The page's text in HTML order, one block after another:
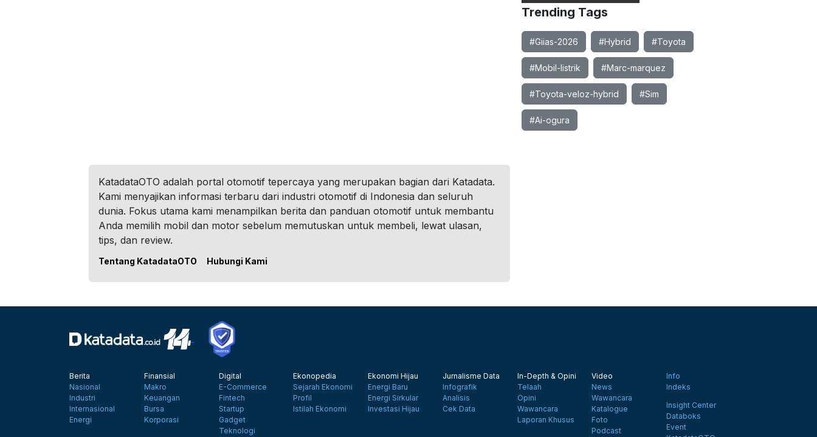
Trending Tags
#Giias-2026 #Hybrid #Toyota
#Mobil-listrik #Marc-marquez
#Toyota-veloz-hybrid #Sim
#Ai-ogura
KatadataOTO adalah portal otomotif tepercaya yang merupakan bagian dari Katadata.
Kami menyajikan informasi terbaru dari industri otomotif di Indonesia dan seluruh
dunia. Fokus utama kami menampilkan berita dan panduan otomotif untuk membantu
Anda memilih mobil dan motor sebelum memutuskan untuk membeli, lewat ulasan,
tips, dan review.
Tentang KatadataOTO Hubungi Kami
Berita
Nasional
Industri
Internasional
Energi
Finansial
Makro
Keuangan
Bursa
Korporasi
Digital
E-Commerce
Fintech
Startup
Gadget
Teknologi
Ekonopedia
Sejarah Ekonomi
Profil
Istilah Ekonomi
Ekonomi Hijau
Energi Baru
Energi Sirkular
Investasi Hijau
Jurnalisme Data
Infografik
Analisis
Cek Data
In-Depth & Opini
Telaah
Opini
Wawancara
Laporan Khusus
Video
News
Wawancara
Katalogue
Foto
Podcast
Info
Indeks
Insight Center
Databoks
Event